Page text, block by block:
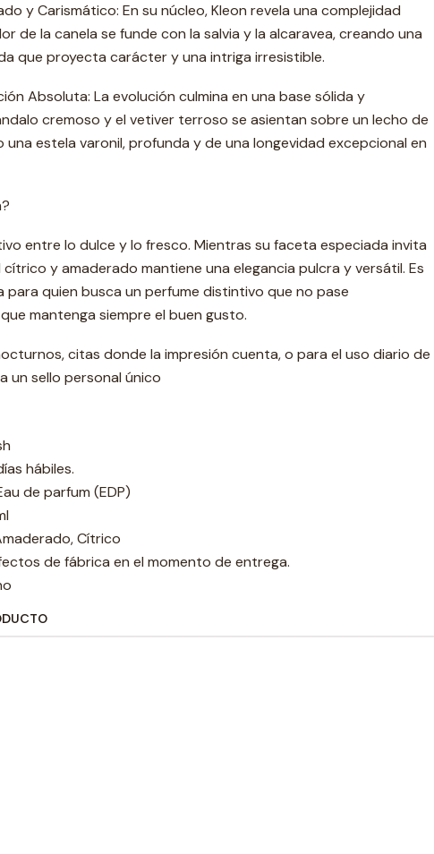
y Carismático: En su núcleo, Kleon revela una complejidad
de la canela se funde con la salvia y la alcaravea, creando una
que proyecta carácter y una intriga irresistible.
Absoluta: La evolución culmina en una base sólida y
cremoso y el vetiver terroso se asientan sobre un lecho de
una estela varonil, profunda y de una longevidad excepcional en
entre lo dulce y lo fresco. Mientras su faceta especiada invita
cítrico y amaderado mantiene una elegancia pulcra y versátil. Es
para quien busca un perfume distintivo que no pase
mantenga siempre el buen gusto.
citas donde la impresión cuenta, o para el uso diario de
un sello personal único
hábiles.
de parfum (EDP)
Cítrico
de fábrica en el momento de entrega.